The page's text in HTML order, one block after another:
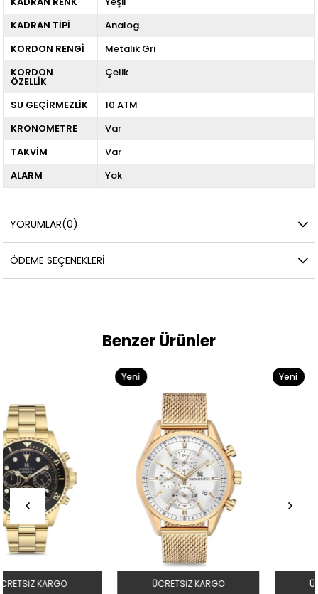
KADRAN TİPİ
Analog
KORDON RENGİ
Metalik Gri
KORDON
ÖZELLİK
Çelik
SU GEÇİRMEZLİK
10 ATM
KRONOMETRE
Var
TAKVİM
Var
ALARM
Yok
YORUMLAR(0)
ÖDEME SEÇENEKLERI
Benzer Ürünler
ÜCRETSIZ KARGO ÜCRETSIZ KARGO
Ürün